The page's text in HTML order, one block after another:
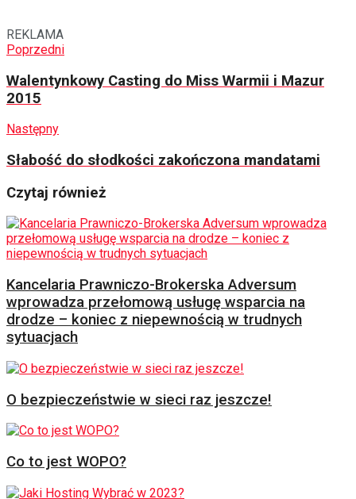
REKLAMA
Poprzedni
Walentynkowy Casting do Miss Warmii i Mazur
2015
Następny
Słabość do słodkości zakończona mandatami
Czytaj również
Kancelaria Prawniczo-Brokerska Adversum
wprowadza przełomową usługę wsparcia na
drodze – koniec z niepewnością w trudnych
sytuacjach
O bezpieczeństwie w sieci raz jeszcze!
Co to jest WOPO?